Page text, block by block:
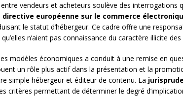
entre vendeurs et acheteurs soulève des interrogations
directive européenne sur le commerce
le statut d’hébergeur. Ce cadre offre une
n’aient pas connaissance du caractère illicite
modèles économiques a conduit à une remise en
un rôle plus actif dans la présentation et la
simple hébergeur et éditeur de contenu. La
critères permettant de déterminer le degré